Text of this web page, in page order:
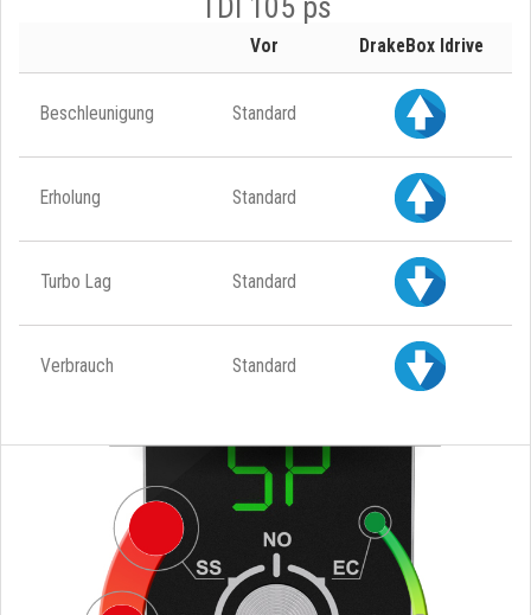
Vor DrakeBox Idrive
Beschleunigung Standard
Erholung Standard
Turbo Lag Standard
Verbrauch Standard